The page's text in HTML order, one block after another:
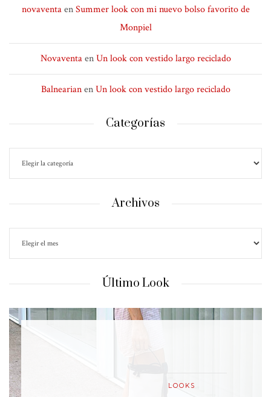
novaventaenSummer look con mi nuevo bolso favorito de
Monpiel
NovaventaenUn look con vestido largo reciclado
BalnearianenUn look con vestido largo reciclado
Categorías
Archivos
Último Look
LOOKS